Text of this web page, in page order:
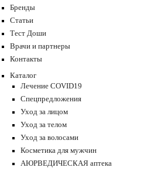
Бренды
Статьи
Тест Доши
Врачи и партнеры
Контакты
Каталог
Лечение COVID19
Спецпредложения
Уход за лицом
Уход за телом
Уход за волосами
Косметика для мужчин
АЮРВЕДИЧЕСКАЯ аптека